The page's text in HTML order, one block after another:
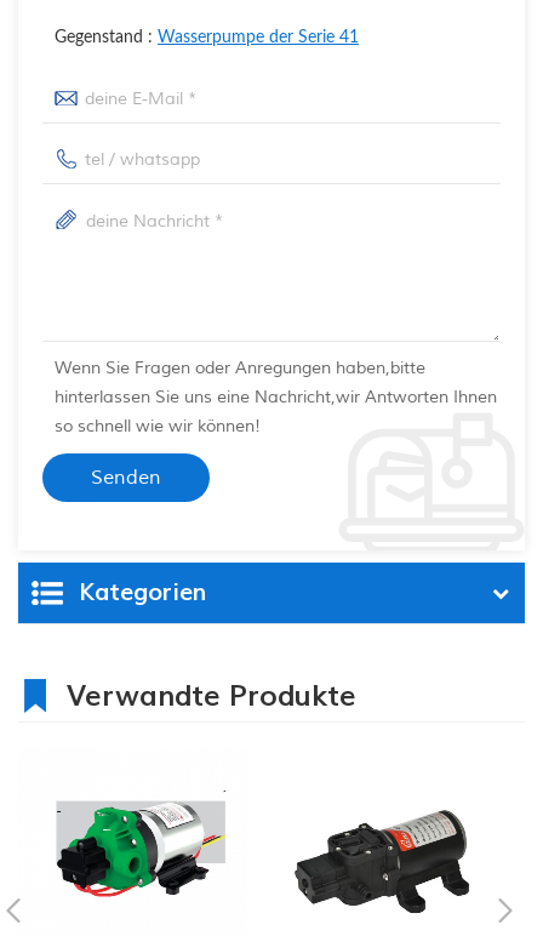
Gegenstand : Wasserpumpe der Serie 41
Wenn Sie Fragen oder Anregungen haben,bitte
hinterlassen Sie uns eine Nachricht,wir Antworten Ihnen
so schnell wie wir können!
Kategorien
Verwandte Produkte